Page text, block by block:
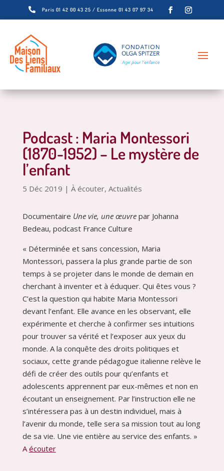
 Paris 01 42 00 43 25 / Essonne 01 43 07 97 34
Podcast : Maria Montessori
(1870-1952) – Le mystère de
l’enfant
5 Déc 2019 | À écouter, Actualités
Documentaire Une vie, une œuvrepar Johanna
Bedeau, podcast France Culture
« Déterminée et sans concession, Maria
Montessori, passera la plus grande partie de son
temps à se projeter dans le monde de demain en
cherchant à inventer et à éduquer. Qui êtes vous ?
C’est la question qui habite Maria Montessori
devant l’enfant. Elle avance en les observant, elle
expérimente et cherche à confirmer ses intuitions
pour trouver sa vérité et l’exposer aux yeux du
monde. A la conquête des droits politiques et
sociaux, cette grande pédagogue italienne relève le
défi de créer des outils pour qu’enfants et
adolescents apprennent par eux-mêmes et non en
écoutant un enseignement. Par l’instruction elle ne
s’intéressera pas à un destin individuel, mais à
l’avenir du monde, telle sera sa mission tout au long
de sa vie. Une vie entière au service des enfants. »
Aécouter